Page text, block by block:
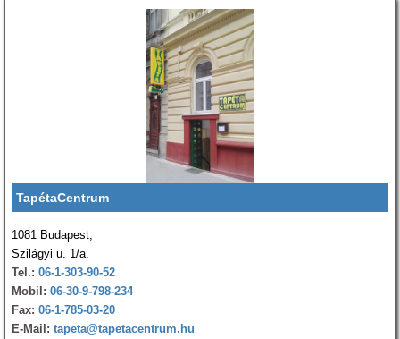
TapétaCentrum
1081 Budapest,
Szilágyi u. 1/a.
Tel.: 06-1-303-90-52
Mobil: 06-30-9-798-234
Fax: 06-1-785-03-20
E-Mail: tapeta@tapetacentrum.hu